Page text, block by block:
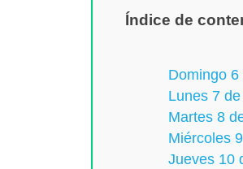
Índice de
Domingo
Lunes 7
Martes 8
Miércoles
Jueves 10